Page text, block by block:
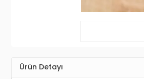
Ürün Detayı